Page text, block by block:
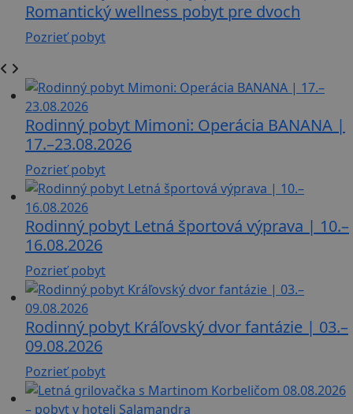
Romantický wellness pobyt pre dvoch
Pozrieť pobyt
Rodinný pobyt Mimoni: Operácia BANANA |
17.–23.08.2026
Pozrieť pobyt
Rodinný pobyt Letná športová výprava | 10.–
16.08.2026
Pozrieť pobyt
Rodinný pobyt Kráľovský dvor fantázie | 03.–
09.08.2026
Pozrieť pobyt